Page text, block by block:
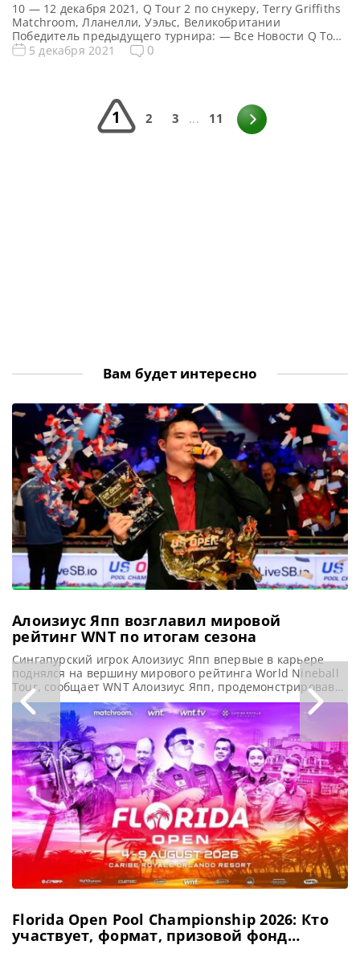
10 — 12 декабря 2021, Q Tour 2 по снукеру, Terry Griffiths
Matchroom, Лланелли, Уэльс, Великобритании
Победитель предыдущего турнира: — Все Новости Q Tour
2022 Все новости и результаты Q Tour 2 (2021)
5 декабря 2021 0
1 2 3 ... 11
Вам будет интересно
Алоизиус Япп возглавил мировой
рейтинг WNT по итогам сезона
Сингапурский игрок Алоизиус Япп впервые в карьере
поднялся на вершину мирового рейтинга World Nineball
Tour, сообщает WNT Алоизиус Япп, продемонстрировав
выдающуюся игру в течение сезона, который уже вошел
в историю, занял лидирующую позицию в мировом
рейтинге. 30-летний сингапурский спортсмен достиг
вершины мирового бильярдного рейтинга благодаря
своим исключительным выступлениям в прошлом году.
Он стал первым игроком,
Florida Open Pool Championship 2026: Кто
участвует, формат, призовой фонд